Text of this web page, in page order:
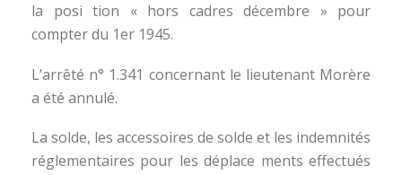
la posi tion « hors cadres décembre » pour
compter du 1er 1945.
L’arrêté n° 1.341 concernant le lieutenant Morère
a été annulé.
La solde, les accessoires de solde et les indemnités
réglementaires pour les déplace ments effectués